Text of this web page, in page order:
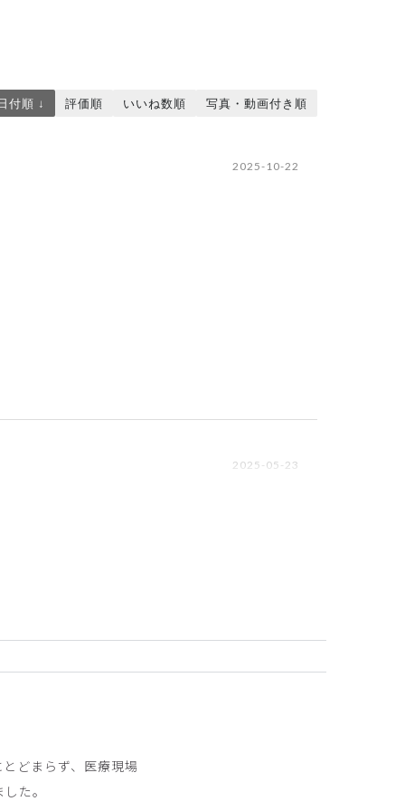
付順 ↓ 評価順 いいね数順 写真・動画付き順
2025-10-22
2025-05-23
どまらず、医療現場
た。